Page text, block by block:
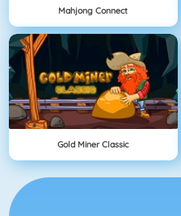
Mahjong Connect
Gold Miner Classic